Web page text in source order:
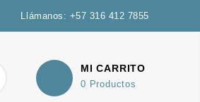
Llámanos: +57 316 412 7855
MI CARRITO
0 Productos